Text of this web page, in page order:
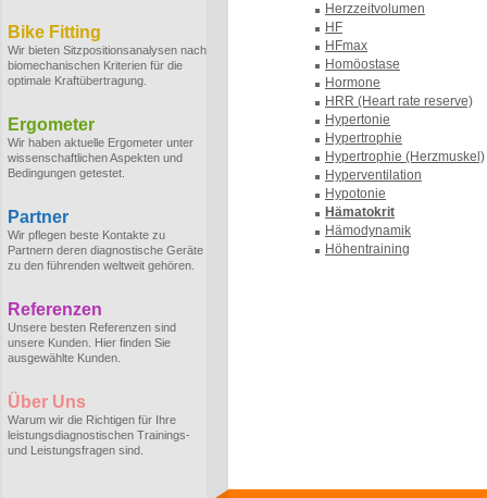
Bike Fitting
Wir bieten Sitzpositionsanalysen nach
biomechanischen Kriterien für die
optimale Kraftübertragung.
Ergometer
Wir haben aktuelle Ergometer unter
wissenschaftlichen Aspekten und
Bedingungen getestet.
Partner
Wir pflegen beste Kontakte zu
Partnern deren diagnostische Geräte
zu den führenden weltweit gehören.
Referenzen
Unsere besten Referenzen sind
unsere Kunden. Hier finden Sie
ausgewählte Kunden.
Über Uns
Warum wir die Richtigen für Ihre
leistungsdiagnostischen Trainings-
und Leistungsfragen sind.
Herzzeitvolumen
HF
HFmax
Homöostase
Hormone
HRR (Heart rate reserve)
Hypertonie
Hypertrophie
Hypertrophie (Herzmuskel)
Hyperventilation
Hypotonie
Hämatokrit
Hämodynamik
Höhentraining